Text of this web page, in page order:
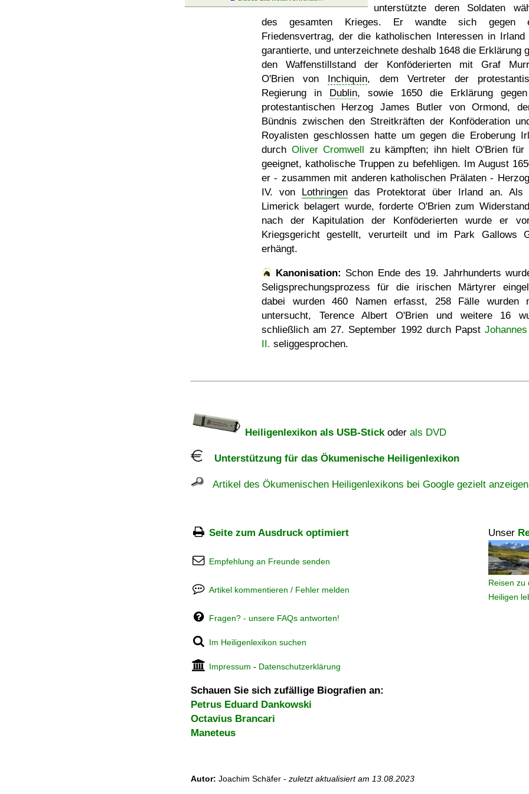
unterstützte deren Soldaten
des gesamten Krieges. Er wandte sich gegen
Friedensvertrag, der die katholischen Interessen in Irland
garantierte, und unterzeichnete deshalb 1648 die Erklärung
den Waffenstillstand der Konföderierten mit Graf
O'Brien von Inchiquin, dem Vertreter der
Regierung in Dublin, sowie 1650 die Erklärung
protestantischen Herzog James Butler von Ormond,
Bündnis zwischen den Streitkräften der Konföderation
Royalisten geschlossen hatte um gegen die Eroberung
durch Oliver Cromwell zu kämpften; ihn hielt O'Brien für
geeignet, katholische Truppen zu befehligen. Im August
er - zusammen mit anderen katholischen Prälaten -
IV. von Lothringen das Protektorat über Irland an. Als
Limerick belagert wurde, forderte O'Brien zum
nach der Kapitulation der Konföderierten wurde er
Kriegsgericht gestellt, verurteilt und im Park Gallows
erhängt.
Kanonisation: Schon Ende des 19. Jahrhunderts
Seligsprechungsprozess für die irischen Märtyrer
dabei wurden 460 Namen erfasst, 258 Fälle wurden
untersucht, Terence Albert O'Brien und weitere 16
schließlich am27. September 1992durch Papst
II. seliggesprochen.
Heiligenlexikon als USB-Stickoder als DVD
Unterstützung für das Ökumenische Heiligenlexikon
Artikel des Ökumenischen Heiligenlexikons bei Google gezielt anzeigen
Seite zum Ausdruck optimiert Unser
Reisen zu
Heiligen
Empfehlung an Freunde senden
Artikel kommentieren / Fehler melden
Fragen? - unsere FAQs antworten!
Im Heiligenlexikon suchen
Impressum - Datenschutzerklärung
Schauen Sie sich zufällige Biografien an:
Petrus Eduard Dankowski
Octavius Brancari
Maneteus
Autor: Joachim Schäfer - zuletzt aktualisiert am 13.08.2023